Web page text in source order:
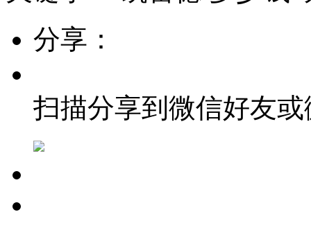
分享：
扫描分享到微信好友